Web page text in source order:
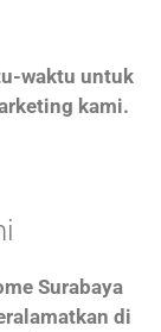
waktu untuk
kami.
Surabaya
di